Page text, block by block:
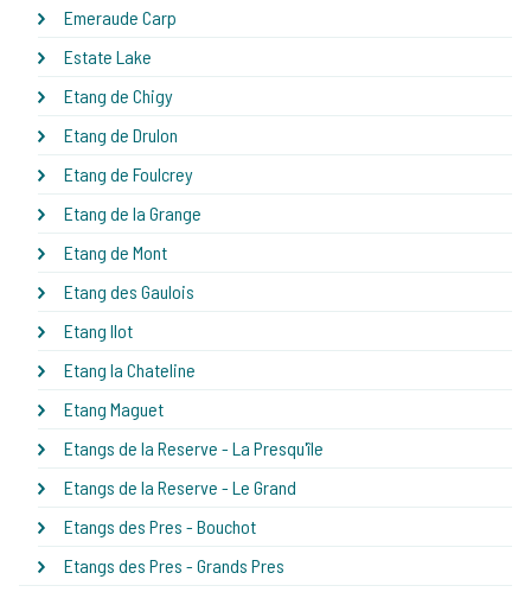
Emeraude Carp
Estate Lake
Etang de Chigy
Etang de Drulon
Etang de Foulcrey
Etang de la Grange
Etang de Mont
Etang des Gaulois
Etang Ilot
Etang la Chateline
Etang Maguet
Etangs de la Reserve - La Presqu'île
Etangs de la Reserve - Le Grand
Etangs des Pres - Bouchot
Etangs des Pres - Grands Pres